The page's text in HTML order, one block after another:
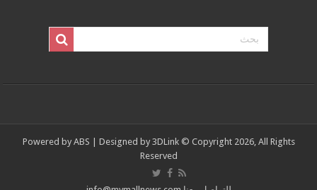
Powered by ABS | Designed by 3DLink© Copyright 2026, All Rights
Reserved